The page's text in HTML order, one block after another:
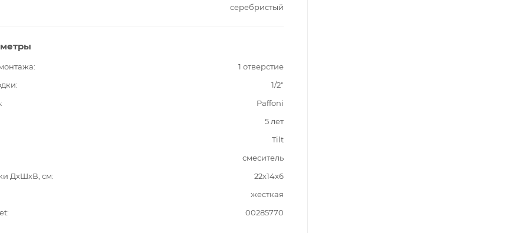
серебристый
1 отверстие
1/2"
Paffoni
5 лет
Tilt
смеситель
ДxШxВ, см
22x14x6
жесткая
00285770